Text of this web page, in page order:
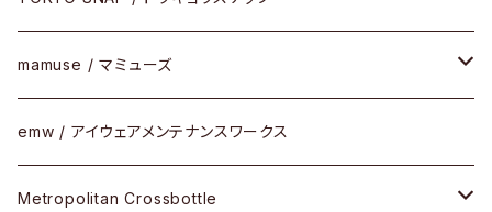
コンビフレーム
サングラス
その他
セルフレーム
メタルフレーム
コンビネーション
mamuse / マミューズ
セル
メタル
emw / アイウェアメンテナンスワークス
Metropolitan Crossbottle